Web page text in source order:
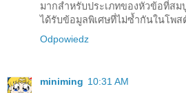
มากสำหรับประเภทของหัวข้อที่
ได้รับข้อมูลพิเศษที่ไม่ซ้ำกันในโพ
Odpowiedz
miniming 10:31 AM